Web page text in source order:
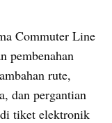
Commuter Line
pembenahan
rute,
dan pergantian
tiket elektronik